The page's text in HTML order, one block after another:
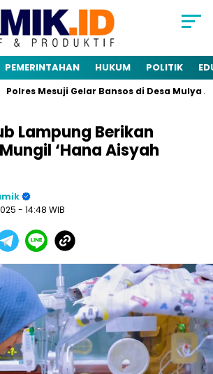
PEMERINTAHAN HUKUM POLITIK
Mesuji Gelar Bansos di Desa Mulya
Lampung Berikan
‘Hana Aisyah
- 14:48 WIB